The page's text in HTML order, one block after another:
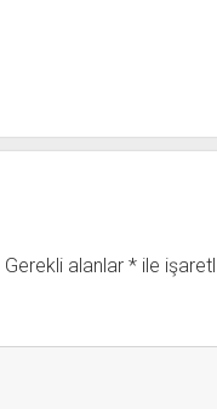
Gerekli alanlar *ile